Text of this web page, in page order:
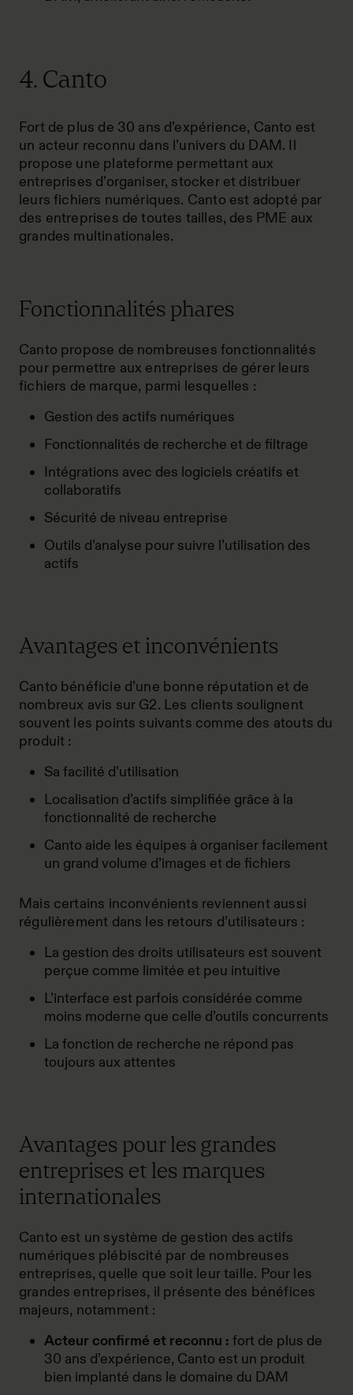
4. Canto
Fort de plus de 30 ans d’expérience, Canto est
un acteur reconnu dans l’univers du DAM. Il
propose une plateforme permettant aux
entreprises d’organiser, stocker et distribuer
leurs fichiers numériques. Canto est adopté par
des entreprises de toutes tailles, des PME aux
grandes multinationales.
Fonctionnalités phares
Canto propose de nombreuses fonctionnalités
pour permettre aux entreprises de gérer leurs
fichiers de marque, parmi lesquelles :
Gestion des actifs numériques
Fonctionnalités de recherche et de filtrage
Intégrations avec des logiciels créatifs et
collaboratifs
Sécurité de niveau entreprise
Outils d’analyse pour suivre l’utilisation des
actifs
Avantages et inconvénients
Canto bénéficie d’une bonne réputation et de
nombreux avis sur G2. Les clients soulignent
souvent les points suivants comme des atouts du
produit :
Sa facilité d’utilisation
Localisation d’actifs simplifiée grâce à la
fonctionnalité de recherche
Canto aide les équipes à organiser facilement
un grand volume d’images et de fichiers
Mais certains inconvénients reviennent aussi
régulièrement dans les retours d’utilisateurs :
La gestion des droits utilisateurs est souvent
perçue comme limitée et peu intuitive
L’interface est parfois considérée comme
moins moderne que celle d’outils concurrents
La fonction de recherche ne répond pas
toujours aux attentes
Avantages pour les grandes
entreprises et les marques
internationales
Canto est un système de gestion des actifs
numériques plébiscité par de nombreuses
entreprises, quelle que soit leur taille. Pour les
grandes entreprises, il présente des bénéfices
majeurs, notamment :
Acteur confirmé et reconnu : fort de plus de
30 ans d’expérience, Canto est un produit
bien implanté dans le domaine du DAM